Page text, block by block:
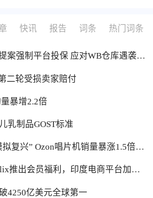
快讯 报告 词条 热门词条
案强制平台投保 应对WB仓库遇袭卖
二轮受损卖家赔付
暴增2.2倍
乳制品GOST标准
复兴” Ozon唱片机销量暴涨1.5倍黑
推出会员福利，印度电商平台加码
4250亿美元全球第一